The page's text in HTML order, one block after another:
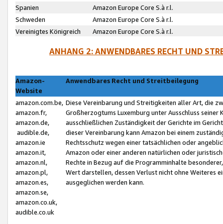
Spanien
Amazon Europe Core S.à r.l.
Schweden
Amazon Europe Core S.à r.l.
Vereinigtes Königreich
Amazon Europe Core S.à r.l.
ANHANG 2: ANWENDBARES RECHT UND
Amazon-
Website
Anwendbares Recht und Streitbeilegung
amazon.com.be,
amazon.fr,
amazon.de,
audible.de,
amazon.ie
amazon.it,
amazon.nl,
amazon.pl,
amazon.es,
amazon.se,
amazon.co.uk,
audible.co.uk
Diese Vereinbarung und Streitigkeiten aller Art, die
Großherzogtums Luxemburg unter Ausschluss
ausschließlichen Zuständigkeit der Gerichte im
dieser Vereinbarung kann Amazon bei einem
Rechtsschutz wegen einer tatsächlichen oder
Amazon oder einer anderen natürlichen oder
Rechte in Bezug auf die Programminhalte
Wert darstellen, dessen Verlust nicht ohne Weiteres
ausgeglichen werden kann.